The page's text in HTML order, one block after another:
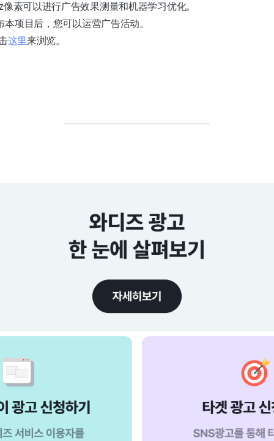
素可以进行广告效果测量和机器学习优化。
项目后，您可以运营广告活动。
这里来浏览。